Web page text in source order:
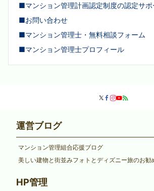
■マンション管理計画認定制度の認定サポ
■お問い合わせ
■マンション管理士・無料相談フォーム
■マンション管理士プロフィール
運営ブログ
マンション管理組合応援ブログ
美しい建物と街並みフォトとディズニー旅のお勧
HP管理